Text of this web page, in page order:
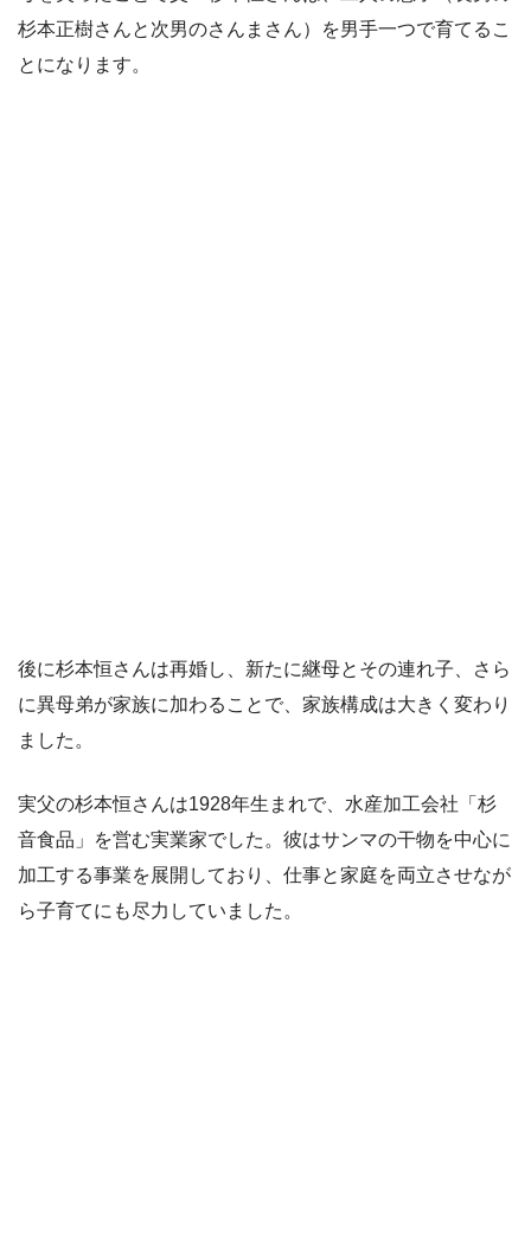
杉本正樹さんと次男のさんまさん）を男手一つで育てるこ
とになります。
後に杉本恒さんは再婚し、新たに継母とその連れ子、さら
に異母弟が家族に加わることで、家族構成は大きく変わり
ました。
実父の杉本恒さんは1928年生まれで、水産加工会社「杉
音食品」を営む実業家でした。彼はサンマの干物を中心に
加工する事業を展開しており、仕事と家庭を両立させなが
ら子育てにも尽力していました。